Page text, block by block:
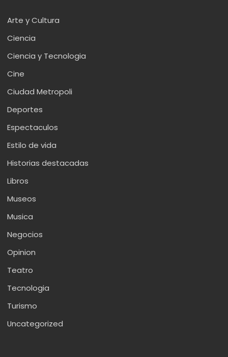
Arte y Cultura
Ciencia
Ciencia y Tecnologia
Cine
Ciudad Metropoli
Deportes
Espectaculos
Estilo de vida
Historias destacadas
Libros
Museos
Musica
Negocios
Opinion
Teatro
Tecnologia
Turismo
Uncategorized